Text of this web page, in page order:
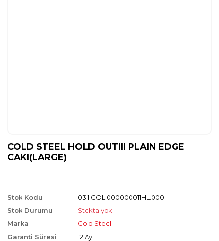
COLD STEEL HOLD OUTIII PLAIN EDGE
CAKI(LARGE)
Stok Kodu
03.1.COL.000000011HL.000
Stok Durumu
Stokta yok
Marka
Cold Steel
Garanti Süresi
12 Ay